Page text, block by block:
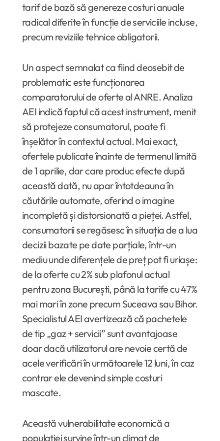
tarif de bază să genereze costuri anuale
radical diferite în funcție de serviciile incluse,
precum reviziile tehnice obligatorii.
Un aspect semnalat ca fiind deosebit de
problematic este funcționarea
comparatorului de oferte al ANRE. Analiza
AEI indică faptul că acest instrument, menit
să protejeze consumatorul, poate fi
înșelător în contextul actual. Mai exact,
ofertele publicate înainte de termenul limită
de 1 aprilie, dar care produc efecte după
această dată, nu apar întotdeauna în
căutările automate, oferind o imagine
incompletă și distorsionată a pieței. Astfel,
consumatorii se regăsesc în situația de a lua
decizii bazate pe date parțiale, într-un
mediu unde diferențele de preț pot fi uriașe:
de la oferte cu 2% sub plafonul actual
pentru zona București, până la tarife cu 47%
mai mari în zone precum Suceava sau Bihor.
Specialistul AEI avertizează că pachetele
de tip „gaz + servicii” sunt avantajoase
doar dacă utilizatorul are nevoie certă de
acele verificări în următoarele 12 luni, în caz
contrar ele devenind simple costuri
mascate.
Această vulnerabilitate economică a
populației survine într-un climat de